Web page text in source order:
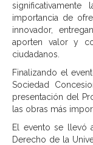
importancia de
innovador,
aporten valor y
ciudadanos.
Finalizando el
Sociedad
presentación del
las obras más
El evento se llevó
Derecho de la